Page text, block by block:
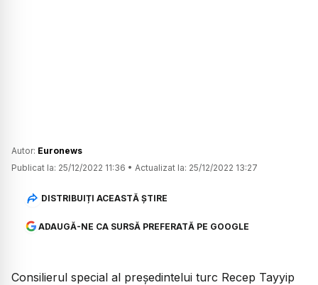
Autor: Euronews
Publicat la: 25/12/2022 11:36 • Actualizat la: 25/12/2022 13:27
DISTRIBUIȚI ACEASTĂ ȘTIRE
ADAUGĂ-NE CA SURSĂ PREFERATĂ PE GOOGLE
Consilierul special al preşedintelui turc Recep Tayyip